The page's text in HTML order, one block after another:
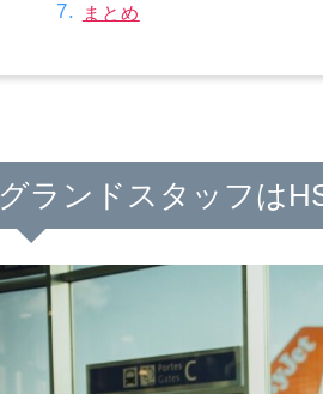
まとめ
グランドスタッフは